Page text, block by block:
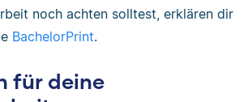
noch achten solltest, erklären dir
BachelorPrint.
für deine